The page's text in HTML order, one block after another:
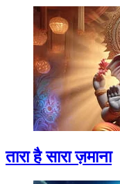
तारा है सारा ज़माना